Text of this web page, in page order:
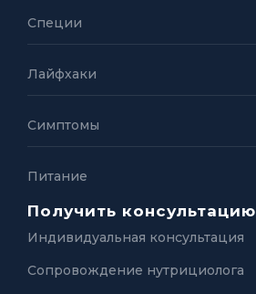
Специи
Лайфхаки
Симптомы
Питание
Получить консультацию
Индивидуальная консультация
Сопровождение нутрициолога